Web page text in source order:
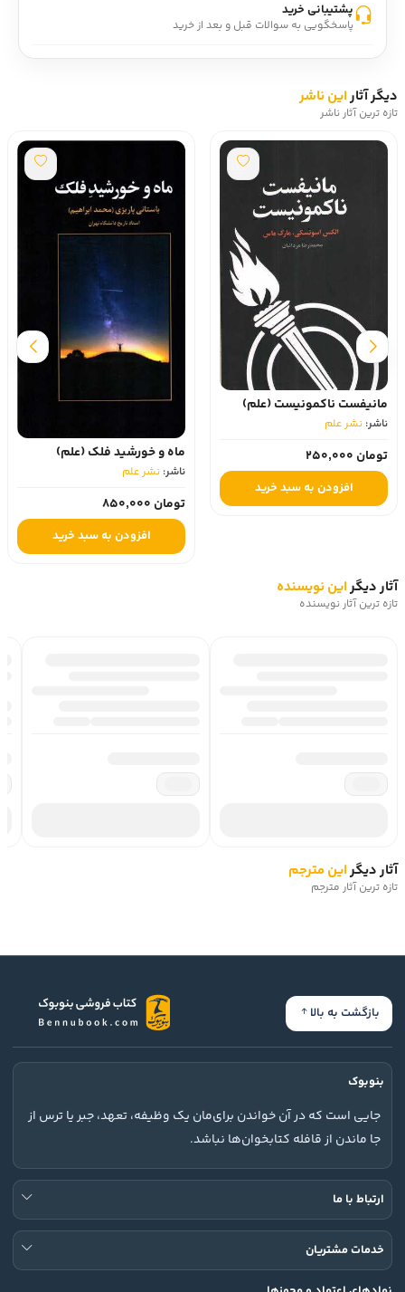
پشتیبانی خرید
پاسخگویی به سوالات قبل و بعد از خرید
دیگر آثاراین ناشر
تازه ترین آثار ناشر
مانیفست ناکمونیست (علم)
ناشر: نشر علم
تومان 250,000
افزودن به سبد خرید
ماه و خورشید فلک (علم)
ناشر: نشر علم
تومان 850,000
افزودن به سبد خرید
آثار دیگراین نویسنده
تازه ترین آثار نویسنده
آثار دیگراین مترجم
تازه ترین آثار مترجم
بازگشت به بالا
بنوبوک
جایی است که در آن خواندن برای‌مان یک وظیفه، تعهد، جبر یا ترس از
جا ماندن از قافله کتابخوان‌ها نباشد.
ارتباط با ما
خدمات مشتریان